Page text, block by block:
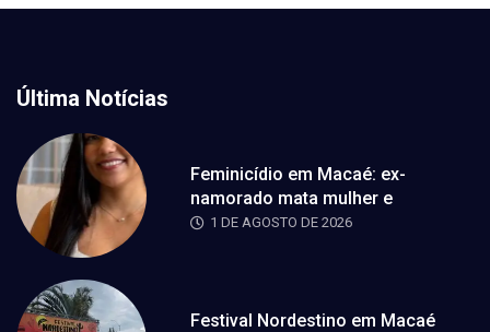
Última Notícias
Feminicídio em Macaé: ex-
namorado mata mulher e
1 DE AGOSTO DE 2026
Festival Nordestino em Macaé